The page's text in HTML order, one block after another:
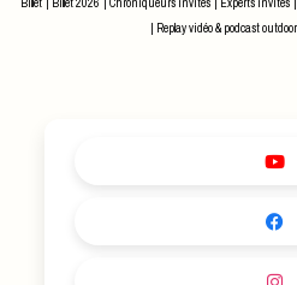
NOUVEAU MODÈLE DE
DÉVELOPPEMENT !
| Replay vidéo & podcast outdoor